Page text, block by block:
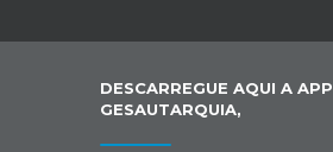
DESCARREGUE AQUI A APP
GESAUTARQUIA,